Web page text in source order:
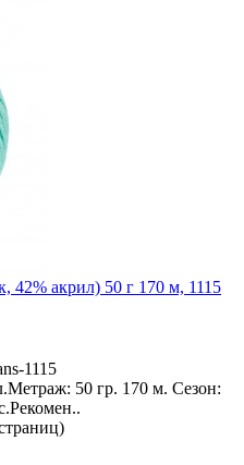
42% акрил) 50 г 170 м, 1115
1115
50 гр. 170 м. Сезон: